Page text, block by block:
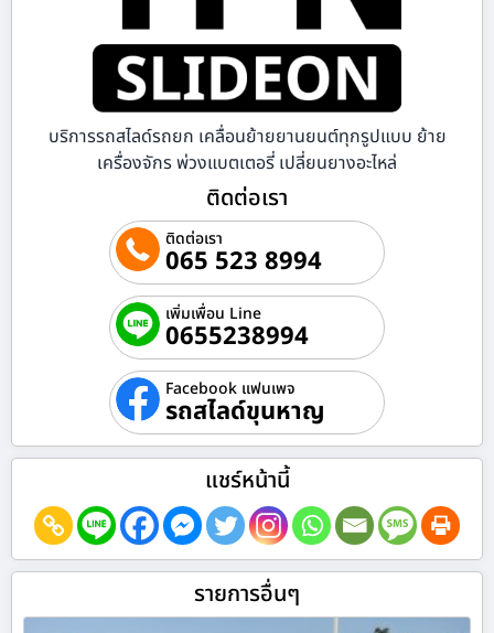
บริการรถสไลด์รถยก เคลื่อนย้ายยานยนต์ทุกรูปแบบ ย้าย
เครื่องจักร พ่วงแบตเตอรี่ เปลี่ยนยางอะไหล่
ติดต่อเรา
ติดต่อเรา
065 523 8994
เพิ่มเพื่อน Line
0655238994
Facebook แฟนเพจ
รถสไลด์ขุนหาญ
แชร์หน้านี้
รายการอื่นๆ